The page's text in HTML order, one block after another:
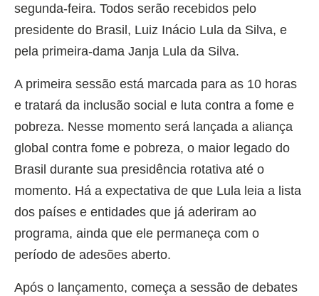
segunda-feira. Todos serão recebidos pelo
presidente do Brasil, Luiz Inácio Lula da Silva, e
pela primeira-dama Janja Lula da Silva.
A primeira sessão está marcada para as 10 horas
e tratará da inclusão social e luta contra a fome e
pobreza. Nesse momento será lançada a aliança
global contra fome e pobreza, o maior legado do
Brasil durante sua presidência rotativa até o
momento. Há a expectativa de que Lula leia a lista
dos países e entidades que já aderiram ao
programa, ainda que ele permaneça com o
período de adesões aberto.
Após o lançamento, começa a sessão de debates